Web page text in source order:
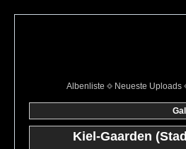
Albenliste
Neueste Uploads
Kiel-Gaarden